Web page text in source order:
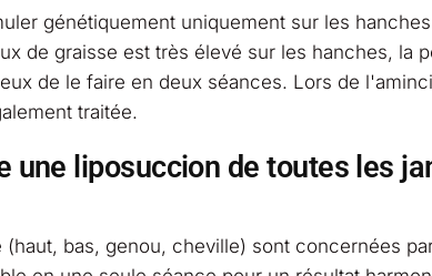
génétiquement uniquement sur les
de graisse est très élevé sur les hanches, la
de le faire en deux séances. Lors de
traitée.
une liposuccion de toutes les
(haut, bas, genou, cheville) sont concernées